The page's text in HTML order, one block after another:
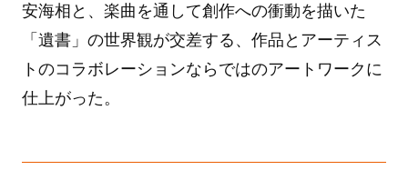
安海相と、楽曲を通して創作への衝動を描いた
「遺書」の世界観が交差する、作品とアーティス
トのコラボレーションならではのアートワークに
仕上がった。